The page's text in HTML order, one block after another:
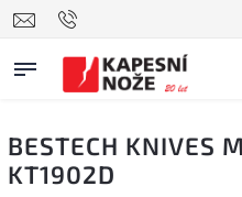
BESTECH KNIVES
KT1902D